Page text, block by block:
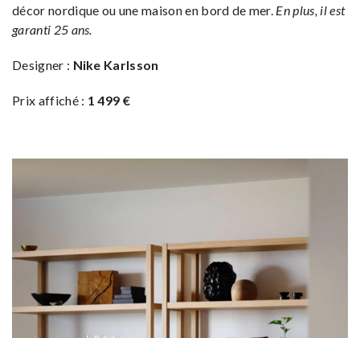
décor nordique ou une maison en bord de mer. En plus, il est
garanti 25 ans.
Designer : Nike Karlsson
Prix affiché : 1 499 €